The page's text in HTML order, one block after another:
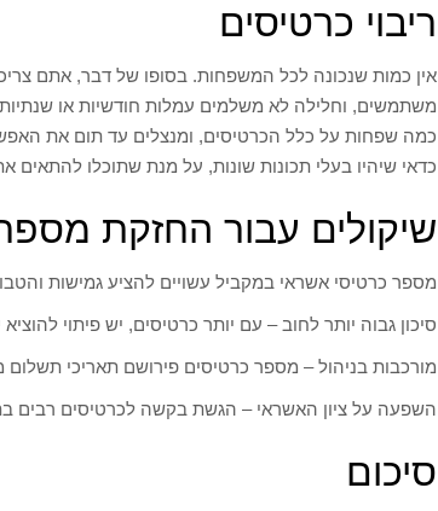
ריבוי כרטיסים
אין כמות שנכונה לכל המשפחות. בסופו של דבר, אתם
משתמשים, וחלילה לא משלמים עמלות חודשיות או
כמה שפחות על כלל הכרטיסים, ומנצלים עד תום את
כדאי שיהיו בעלי תכונות שונות, על מנת שתוכלו להתאים
שיקולים עבור החזקת
מספר כרטיסי אשראי במקביל עשויים להציע גמישות
סיכון גבוה יותר לחוב – עם יותר כרטיסים, יש פיתוי
מורכבות בניהול – מספר כרטיסים פירושם תאריכי
השפעה על ציון האשראי – הגשת בקשה לכרטיסים רבים
סיכום